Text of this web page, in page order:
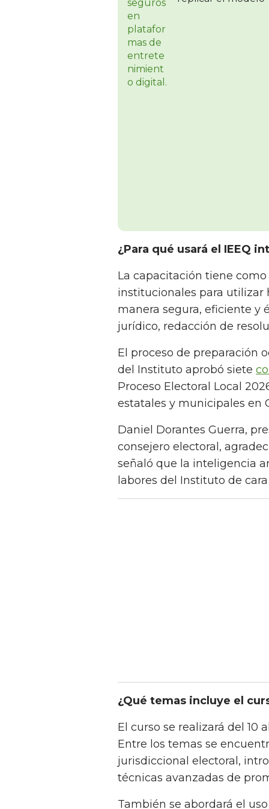
¿Para qué usará el IEEQ
La capacitación tiene
institucionales para
manera segura, eficiente y
jurídico, redacción de
El proceso de preparación
del Instituto aprobó siete
Proceso Electoral Local
estatales y municipales en
Daniel Dorantes Guerra,
consejero electoral,
señaló que la inteligencia
labores del Instituto de
¿Qué temas incluye el
El curso se realizará del 10
Entre los temas se
jurisdiccional electoral,
técnicas avanzadas de
También se abordará el